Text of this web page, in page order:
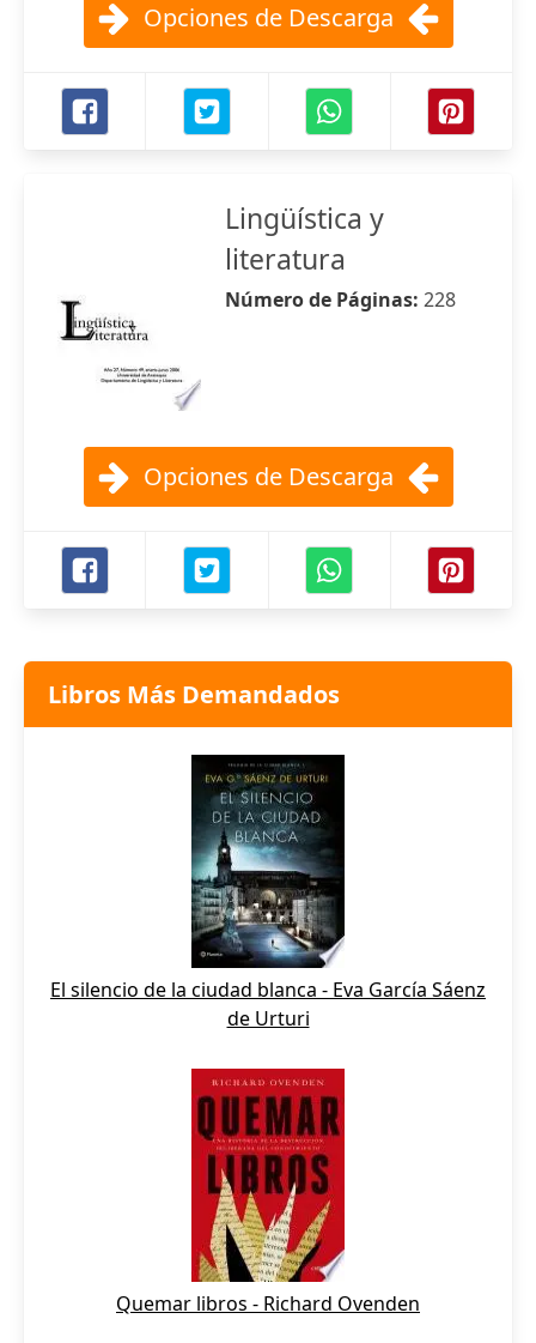
Opciones de Descarga
Lingüística y
literatura
Número de Páginas: 228
Opciones de Descarga
Libros Más Demandados
El silencio de la ciudad blanca - Eva García Sáenz
de Urturi
Quemar libros - Richard Ovenden